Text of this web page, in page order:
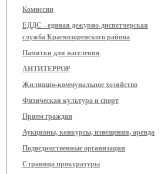
Комиссии
ЕДДС - единая дежурно-диспетчерская
служба Краснозоренского района
Памятки для населения
АНТИТЕРРОР
Жилищно-коммунальное хозяйство
Физическая культура и спорт
Прием граждан
Аукционы, конкурсы, извещения, аренда
Подведомственные организации
Страница прокуратуры